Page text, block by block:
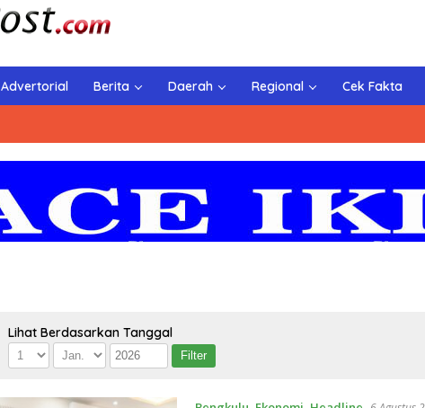
Advertorial Berita Daerah Regional Cek Fakta
Lihat Berdasarkan Tanggal